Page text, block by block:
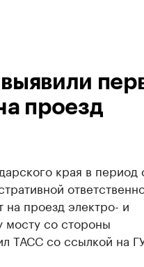
проезд
края в период
проезд электро- и
со стороны
ТАСС со ссылкой на